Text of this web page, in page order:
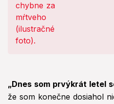
„Dnes som prvýkrát letel
že som konečne dosiahol